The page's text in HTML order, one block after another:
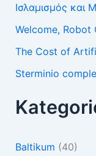
Ισλαμισμός και
Welcome, Robot
The Cost of
Sterminio
Baltikum (40)